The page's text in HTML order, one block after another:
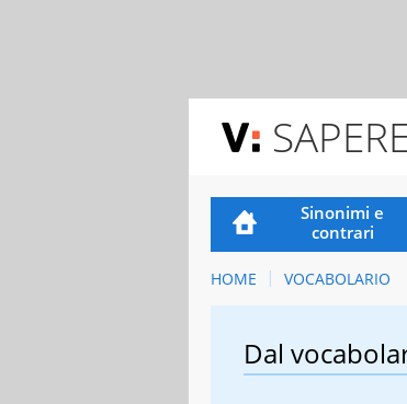
Sinonimi e
contrari
HOME VOCABOLARIO
Dal